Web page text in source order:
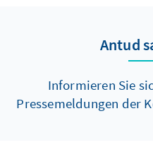
Antud
Informieren Sie
Pressemeldungen der